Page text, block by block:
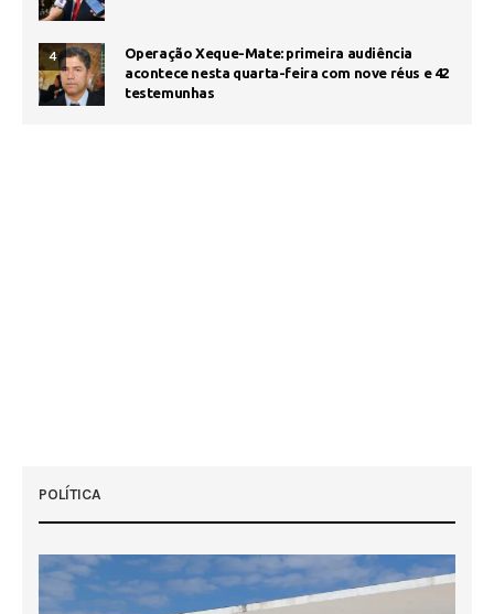
4
Operação Xeque-Mate: primeira audiência
acontece nesta quarta-feira com nove réus e 42
testemunhas
POLÍTICA